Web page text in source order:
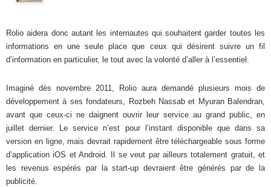
Rolio aidera donc autant les internautes qui souhaitent garder toutes les
informations en une seule place que ceux qui désirent suivre un fil
d’information en particulier, le tout avec la volonté d’aller à l’essentiel.
Imaginé dès novembre 2011, Rolio aura demandé plusieurs mois de
développement à ses fondateurs, Rozbeh Nassab et Myuran Balendran,
avant que ceux-ci ne daignent ouvrir leur service au grand public, en
juillet dernier. Le service n’est pour l’instant disponible que dans sa
version en ligne, mais devrait rapidement être téléchargeable sous forme
d’application iOS et Android. Il se veut par ailleurs totalement gratuit, et
les revenus espérés par la start-up devraient être générés par de la
publicité.